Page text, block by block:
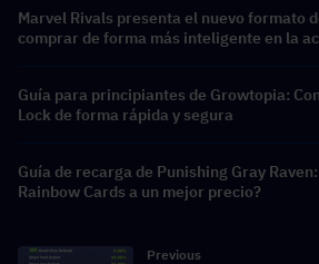
Marvel Rivals presenta el nuevo formato
comprar de forma más inteligente en la
Guía para principiantes de Growtopia:
Lock de forma rápida y segura
Guía de recarga de Punishing Gray
Rainbow Cards a un mejor precio?
Previous